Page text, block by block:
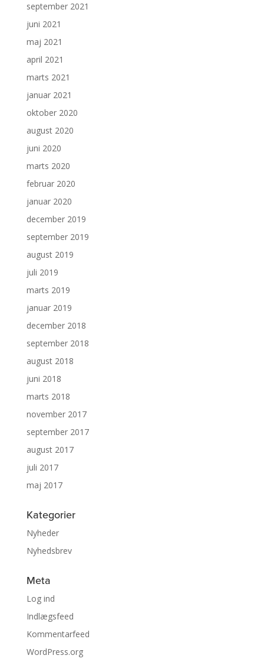
september 2021
juni 2021
maj 2021
april 2021
marts 2021
januar 2021
oktober 2020
august 2020
juni 2020
marts 2020
februar 2020
januar 2020
december 2019
september 2019
august 2019
juli 2019
marts 2019
januar 2019
december 2018
september 2018
august 2018
juni 2018
marts 2018
november 2017
september 2017
august 2017
juli 2017
maj 2017
Kategorier
Nyheder
Nyhedsbrev
Meta
Log ind
Indlægsfeed
Kommentarfeed
WordPress.org